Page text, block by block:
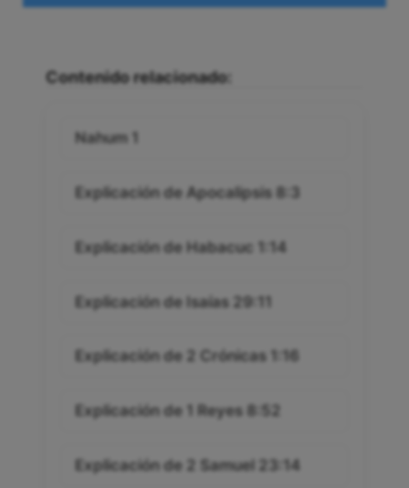
Contenido relacionado:
Nahum 1
Explicación de Apocalipsis 8:3
Explicación de Habacuc 1:14
Explicación de Isaías 29:11
Explicación de 2 Crónicas 1:16
Explicación de 1 Reyes 8:52
Explicación de 2 Samuel 23:14